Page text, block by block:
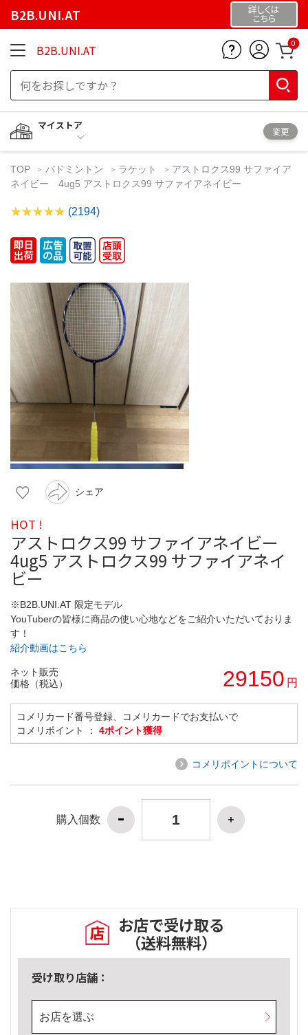
B2B.UNI.AT 詳しくは
こちら
B2B.UNI.AT 0
マイストア
変更
TOP バドミントン ラケット
アストロクス99 サファイア
ネイビー 4ug5 アストロクス99 サファイアネイビー
(2194)
シェア
HOT !
アストロクス99 サファイアネイビー
4ug5 アストロクス99 サファイアネイ
ビー
※B2B.UNI.AT 限定モデル
YouTuberの皆様に商品の使い心地などをご紹介いただいておりま
す！
紹介動画はこちら
ネット販売
価格（税込）
29150 円
コメリカード番号登録、コメリカードでお支払いで
コメリポイント ： 4ポイント獲得
コメリポイントについて
購入個数
お店で受け取る
（送料無料）
受け取り店舗：
お店を選ぶ